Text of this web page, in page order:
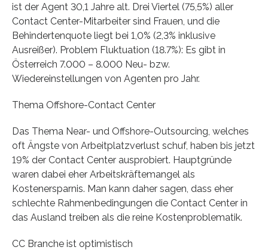
ist der Agent 30,1 Jahre alt. Drei Viertel (75,5%) aller
Contact Center-Mitarbeiter sind Frauen, und die
Behindertenquote liegt bei 1,0% (2,3% inklusive
Ausreißer). Problem Fluktuation (18.7%): Es gibt in
Österreich 7.000 – 8.000 Neu- bzw.
Wiedereinstellungen von Agenten pro Jahr.
Thema Offshore-Contact Center
Das Thema Near- und Offshore-Outsourcing, welches
oft Ängste von Arbeitplatzverlust schuf, haben bis jetzt
19% der Contact Center ausprobiert. Hauptgründe
waren dabei eher Arbeitskräftemangel als
Kostenersparnis. Man kann daher sagen, dass eher
schlechte Rahmenbedingungen die Contact Center in
das Ausland treiben als die reine Kostenproblematik.
CC Branche ist optimistisch